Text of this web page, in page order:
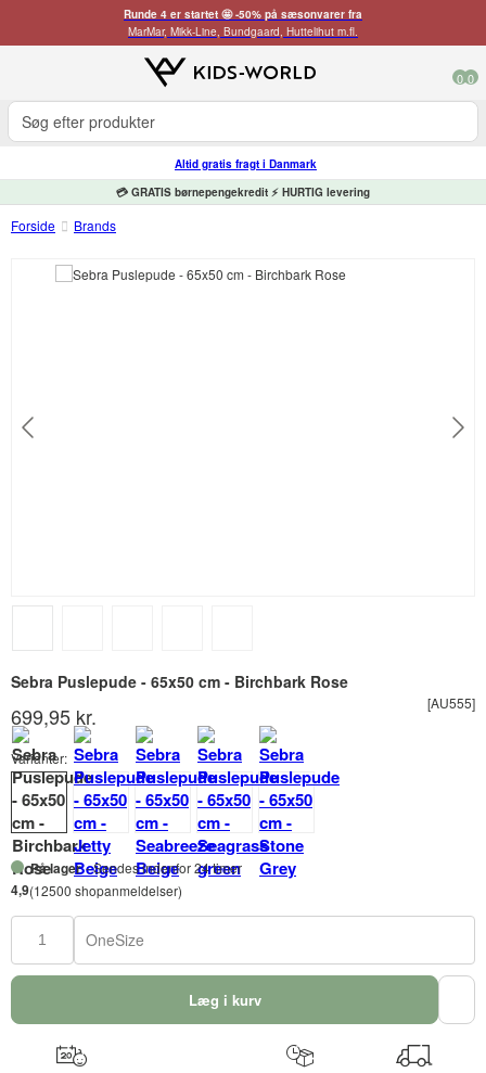
Runde 4 er startet 🤩 -50% på sæsonvarer fra
MarMar, Mikk-Line, Bundgaard, Huttelihut m.fl.
0 0
Altid gratis fragt i Danmark
💳 GRATIS børnepengekredit ⚡ HURTIG levering
Forside Brands
Sebra Puslepude - 65x50 cm - Birchbark Rose
[AU555]
699,95 kr.
Varianter:
På lager- Sendes indenfor 24 timer
4,9(12500 shopanmeldelser)
OneSize
Læg i kurv